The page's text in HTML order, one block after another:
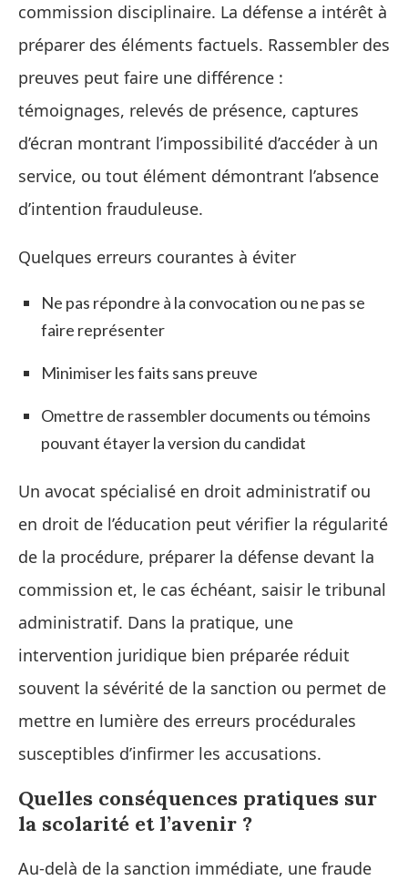
commission disciplinaire. La défense a intérêt à
préparer des éléments factuels. Rassembler des
preuves peut faire une différence :
témoignages, relevés de présence, captures
d’écran montrant l’impossibilité d’accéder à un
service, ou tout élément démontrant l’absence
d’intention frauduleuse.
Quelques erreurs courantes à éviter
Ne pas répondre à la convocation ou ne pas se
faire représenter
Minimiser les faits sans preuve
Omettre de rassembler documents ou témoins
pouvant étayer la version du candidat
Un avocat spécialisé en droit administratif ou
en droit de l’éducation peut vérifier la régularité
de la procédure, préparer la défense devant la
commission et, le cas échéant, saisir le tribunal
administratif. Dans la pratique, une
intervention juridique bien préparée réduit
souvent la sévérité de la sanction ou permet de
mettre en lumière des erreurs procédurales
susceptibles d’infirmer les accusations.
Quelles conséquences pratiques sur
la scolarité et l’avenir ?
Au-delà de la sanction immédiate, une fraude